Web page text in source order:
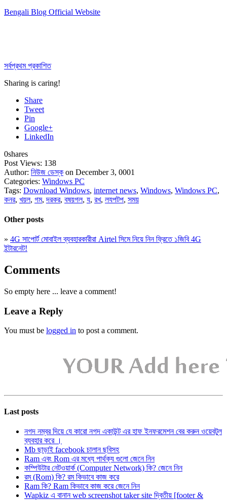
Bengali Blog Official Website
সর্বপ্রথম প্রকাশিত
Sharing is caring!
Share
Tweet
Pin
Google+
LinkedIn
0shares
Post Views: 138
Author: নিউজ ডেস্ক on December 3, 0001
Categories: Windows PC
Tags: Download Windows, internet news, Windows, Windows PC,
কনর, খয়ল, গম,দরকর, বষয়গল, য, রখ, লযপটপ, সময়
Other posts
» 4G সাপোর্ট মোবাইল ব্যবহারকারীরা Airtel সিমে নিয়ে নিন ফ্রিতে ১জিবি 4G
ইন্টারনেট!
Comments
So empty here ... leave a comment!
Leave a Reply
You must be logged in to post a comment.
Last posts
নগদ নম্বর দিয়ে যে কারো নগদ একাউন্ট এর হাফ ইনফরমেশন বের করুন ওয়েবটুল
ব্যবহার করে ।
Mb ছাড়াই facebook চালান ছবিসহ
Ram এবং Rom এর মধ্যে পার্থক্য গুলো জেনে নিন
কম্পিউটার নেটওয়ার্ক (Computer Network) কি? জেনে নিন
রম (Rom) কি? রম কিভাবে কাজ করে
Ram কি? Ram কিভাবে কাজ করে জেনে নিন
Wapkiz এ বানান web screenshot taker site দ্বিতীয় [footer &